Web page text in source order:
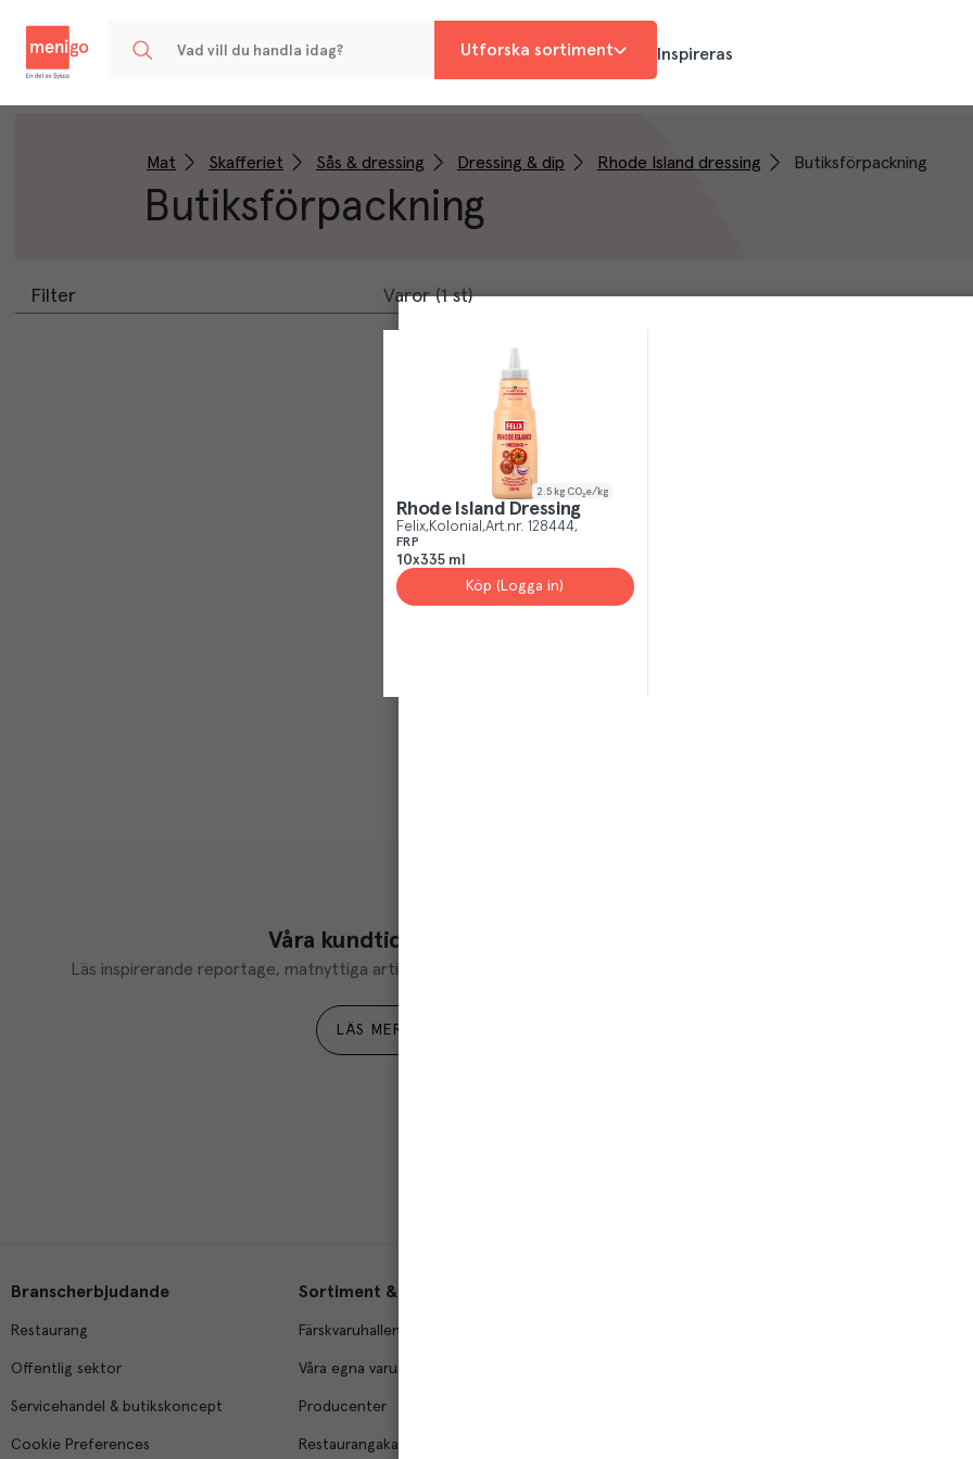
Utforska sortiment Inspireras
Mat Skafferiet Sås & dressing Dressing & dip Rhode Island dressing Butiksförpackning
Butiksförpackning
Varor (1 st)
2.5 kg CO₂e/kg
Rhode Island Dressing
Felix Kolonial Art.nr. 128444
FRP
10x335 ml
Köp (Logga in)
Filter
Våra kundtidningar
Läs inspirerande reportage, matnyttiga artiklar och ta del av aktuella kampanjer.
LÄS MER
Du som är Menigo-
Branscherbjudande
Restaurang
Offentlig sektor
Servicehandel & butikskoncept
Cookie Preferences
Sortiment & tjänster
Färskvaruhallen
Våra egna varumärken
Producenter
Restaurangakademien